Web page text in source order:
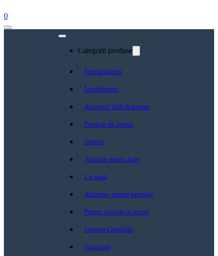
0
Categorii produse
Îmbrăcăminte
Încălțăminte
Accesorii Îmbrăcăminte
Produse de igienă
Scutece
Articole pentru baie
La masă
Alimente pentru bebeluși
Pentru gravide si mame
Camera Copilului
Siguranță